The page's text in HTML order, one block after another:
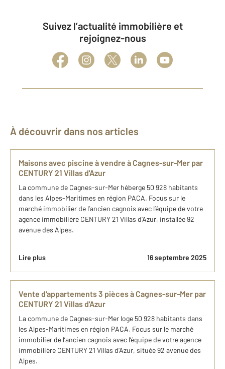
Suivez l’actualité immobilière et
rejoignez-nous
À découvrir dans nos articles
Maisons avec piscine à vendre à Cagnes-sur-Mer par
CENTURY 21 Villas d'Azur
La commune de Cagnes-sur-Mer héberge 50 928 habitants
dans les Alpes-Maritimes en région PACA. Focus sur le
marché immobilier de l’ancien cagnois avec l’équipe de votre
agence immobilière CENTURY 21 Villas d’Azur, installée 92
avenue des Alpes.
Lire plus 16 septembre 2025
Vente d'appartements 3 pièces à Cagnes-sur-Mer par
CENTURY 21 Villas d'Azur
La commune de Cagnes-sur-Mer loge 50 928 habitants dans
les Alpes-Maritimes en région PACA. Focus sur le marché
immobilier de l’ancien cagnois avec l’équipe de votre agence
immobilière CENTURY 21 Villas d’Azur, située 92 avenue des
Alpes.